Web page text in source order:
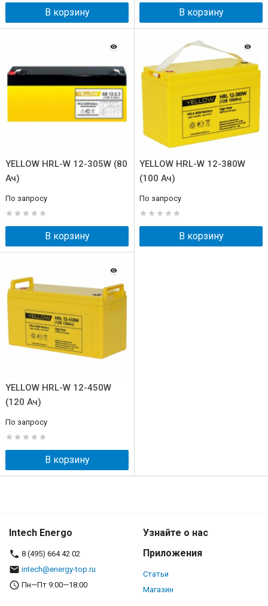
В корзину В корзину
YELLOW HRL-W 12-305W (80
Ач)
По запросу
В корзину
YELLOW HRL-W 12-380W
(100 Ач)
По запросу
В корзину
YELLOW HRL-W 12-450W
(120 Ач)
По запросу
В корзину
Intech Energo
8 (495) 664 42 02
intech@energy-top.ru
Пн—Пт 9:00—18:00
Узнайте о нас
Приложения
Статьи
Магазин